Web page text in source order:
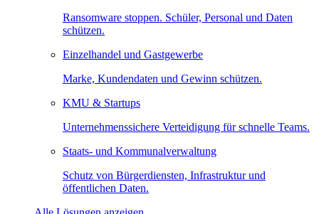
Ransomware stoppen. Schüler, Personal und Daten
schützen.
Einzelhandel und Gastgewerbe
Marke, Kundendaten und Gewinn schützen.
KMU & Startups
Unternehmenssichere Verteidigung für schnelle Teams.
Staats- und Kommunalverwaltung
Schutz von Bürgerdiensten, Infrastruktur und
öffentlichen Daten.